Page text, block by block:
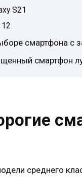
S21
смартфона с
смартфон
среднего